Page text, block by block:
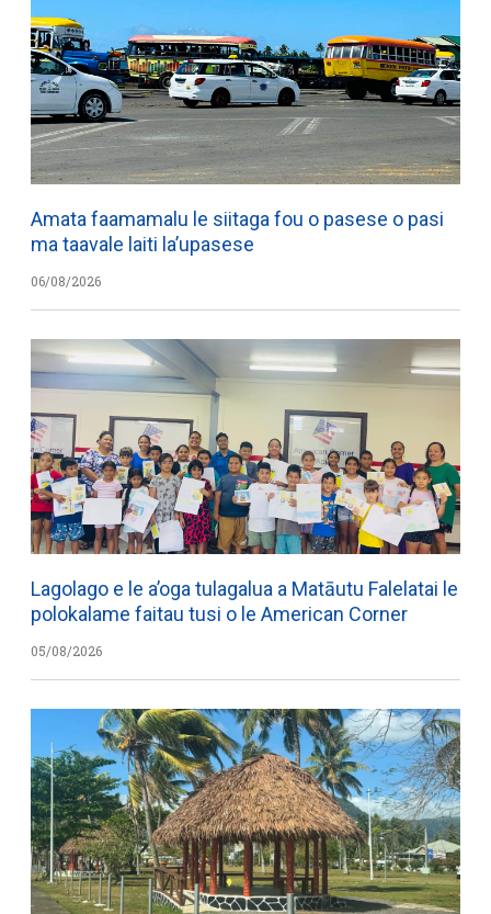
Amata faamamalu le siitaga fou o pasese o pasi
ma taavale laiti la’upasese
06/08/2026
Lagolago e le a’oga tulagalua a Matāutu Falelatai le
polokalame faitau tusi o le American Corner
05/08/2026